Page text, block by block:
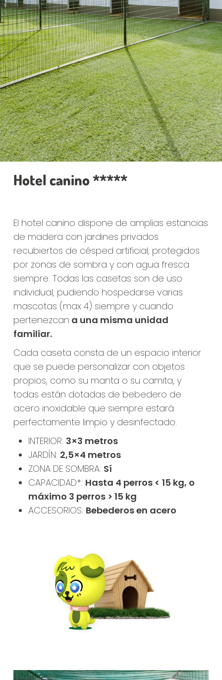
Hotel canino *****
El hotel canino dispone de amplias estancias
de madera con jardines privados
recubiertos de césped artificial, protegidos
por zonas de sombra y con agua fresca
siempre. Todas las casetas son de uso
individual, pudiendo hospedarse varias
mascotas (max 4) siempre y cuando
pertenezcan a una misma unidad
familiar.
Cada caseta consta de un espacio interior
que se puede personalizar con objetos
propios, como su manta o su camita, y
todas están dotadas de bebedero de
acero inoxidable que siempre estará
perfectamente limpio y desinfectado.
INTERIOR: 3×3 metros
JARDÍN: 2,5×4 metros
ZONA DE SOMBRA: Sí
CAPACIDAD*: Hasta 4 perros < 15 kg, o
máximo 3 perros > 15 kg
ACCESORIOS: Bebederos en acero